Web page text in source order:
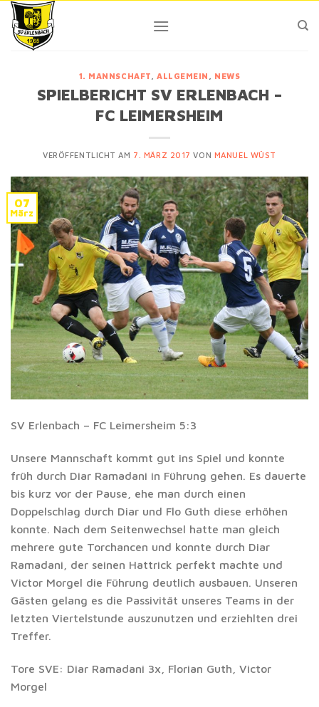
Skip
content
1. MANNSCHAFT ALLGEMEIN NEWS
SPIELBERICHT SV ERLENBACH –
FC LEIMERSHEIM
VERÖFFENTLICHT AM 7. MÄRZ 2017 VON MANUEL WÜST
07
März
SV Erlenbach – FC Leimersheim 5:3
Unsere Mannschaft kommt gut ins Spiel und konnte
früh durch Diar Ramadani in Führung gehen. Es dauerte
bis kurz vor der Pause, ehe man durch einen
Doppelschlag durch Diar und Flo Guth diese erhöhen
konnte. Nach dem Seitenwechsel hatte man gleich
mehrere gute Torchancen und konnte durch Diar
Ramadani, der seinen Hattrick perfekt machte und
Victor Morgel die Führung deutlich ausbauen. Unseren
Gästen gelang es die Passivität unseres Teams in der
letzten Viertelstunde auszunutzen und erziehlten drei
Treffer.
Tore SVE: Diar Ramadani 3x, Florian Guth, Victor
Morgel